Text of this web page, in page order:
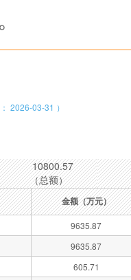
2026-03-31 ）
10800.57
（总额）
金额（万元）
9635.87
9635.87
605.71